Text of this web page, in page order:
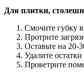
Для плитки,
Смочите губку
Протрите
Оставьте на
Удалите
Проветрите